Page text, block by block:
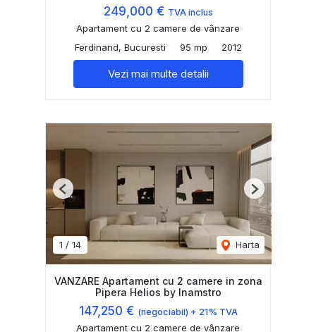
249,000 € TVA inclus
Apartament cu 2 camere de vânzare
Ferdinand, Bucuresti
95 mp 2012
Vezi mai multe detalii
1 / 14 Harta
Previous Next
VANZARE Apartament cu 2 camere in zona
Pipera Helios by Inamstro
147,250 € (negociabil) + 21% TVA
Apartament cu 2 camere de vânzare